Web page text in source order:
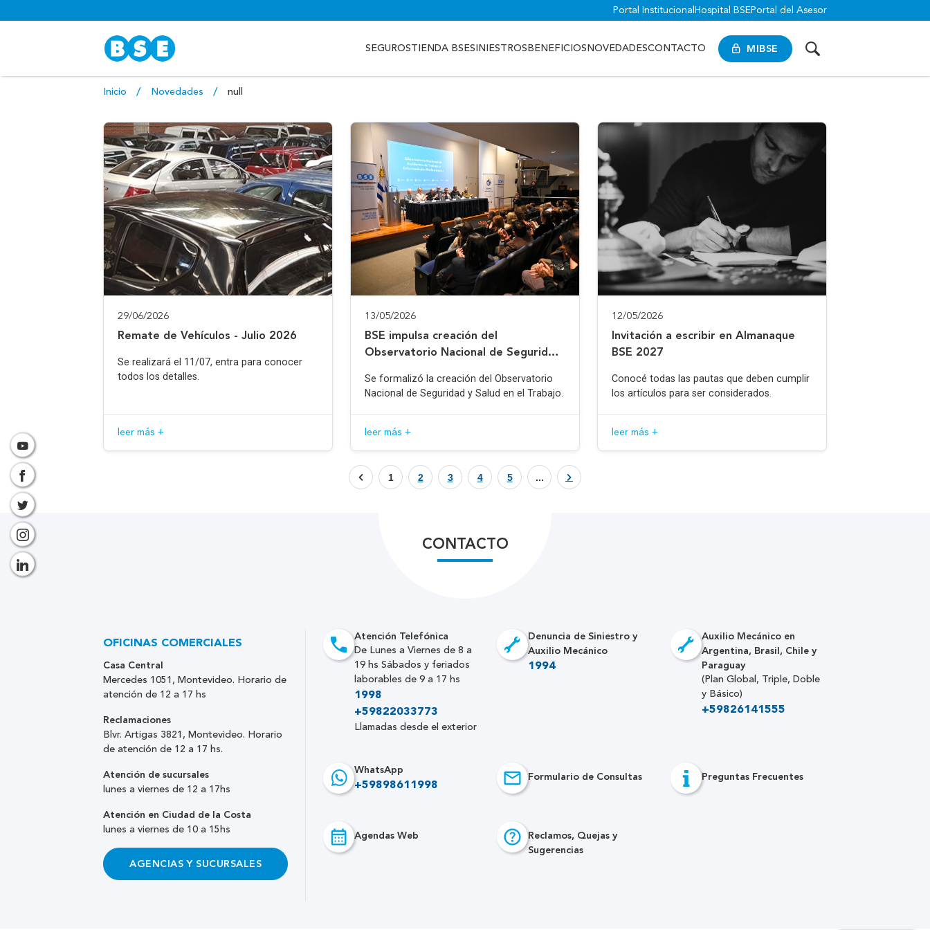
Portal Institucional Hospital BSE Portal del Asesor
MIBSE
SEGUROSTIENDA BSESINIESTROS BENEFICIOS NOVEDADESCONTACTO
Inicio Novedades null
29/06/2026
Remate de Vehículos - Julio 2026
Se realizará el 11/07, entra para conocer
todos los detalles.
leer más +
13/05/2026
BSE impulsa creación del
Observatorio Nacional de Seguridad
Se formalizó la creación del Observatorio
Nacional de Seguridad y Salud en el Trabajo.
leer más +
12/05/2026
Invitación a escribir en Almanaque
BSE 2027
Conocé todas las pautas que deben cumplir
los artículos para ser considerados.
leer más +
1 2 3 4 5 ...
CONTACTO
Atención Telefónica
De Lunes a Viernes de 8 a
19 hs Sábados y feriados
laborables de 9 a 17 hs
1998
+59822033773
Llamadas desde el exterior
Denuncia de Siniestro y
Auxilio Mecánico
1994
Auxilio Mecánico en
Argentina, Brasil, Chile y
Paraguay
(Plan Global, Triple, Doble
y Básico)
+59826141555
WhatsApp
+59898611998
Formulario de Consultas Preguntas Frecuentes
Agendas Web
Reclamos, Quejas y
Sugerencias
OFICINAS COMERCIALES
Casa Central
Mercedes 1051, Montevideo. Horario de
atención de 12 a 17 hs
Reclamaciones
Blvr. Artigas 3821, Montevideo. Horario
de atención de 12 a 17 hs.
Atención de sucursales
lunes a viernes de 12 a 17hs
Atención en Ciudad de la Costa
lunes a viernes de 10 a 15hs
AGENCIAS Y SUCURSALES